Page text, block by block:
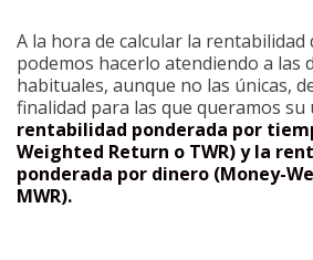
A la hora de calcular la
podemos hacerlo atendiendo a las
habituales, aunque no las únicas,
finalidad para las que queramos su
rentabilidad ponderada por
Weighted Return o TWR) y la
ponderada por dinero (Money-
MWR).